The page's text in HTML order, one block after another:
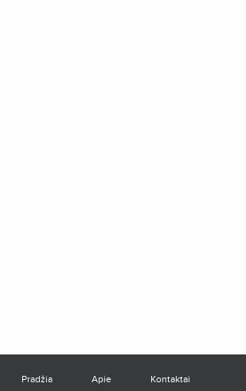
Pradžia Apie
Kontaktai